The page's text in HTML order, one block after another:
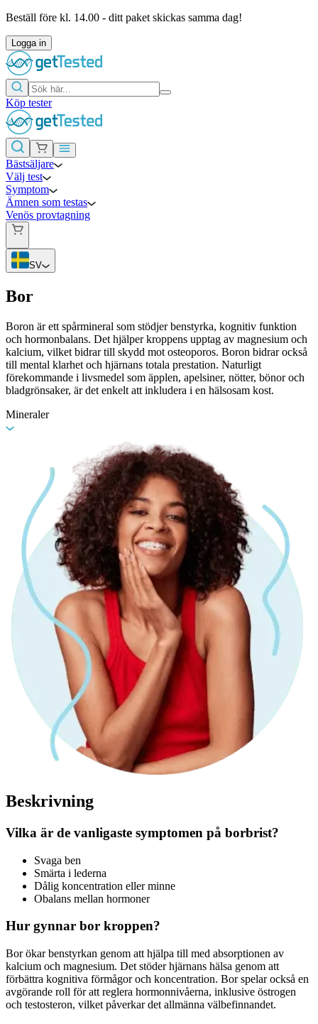
Beställ före kl. 14.00 - ditt paket skickas samma dag!
Logga in
Köp tester
Bästsäljare
Välj test
Symptom
Ämnen som testas
Venös provtagning
SV
Bor
Boron är ett spårmineral som stödjer benstyrka, kognitiv funktion
och hormonbalans. Det hjälper kroppens upptag av magnesium och
kalcium, vilket bidrar till skydd mot osteoporos. Boron bidrar också
till mental klarhet och hjärnans totala prestation. Naturligt
förekommande i livsmedel som äpplen, apelsiner, nötter, bönor och
bladgrönsaker, är det enkelt att inkludera i en hälsosam kost.
Mineraler
Beskrivning
Vilka är de vanligaste symptomen på borbrist?
Svaga ben
Smärta i lederna
Dålig koncentration eller minne
Obalans mellan hormoner
Hur gynnar bor kroppen?
Bor ökar benstyrkan genom att hjälpa till med absorptionen av
kalcium och magnesium. Det stöder hjärnans hälsa genom att
förbättra kognitiva förmågor och koncentration. Bor spelar också en
avgörande roll för att reglera hormonnivåerna, inklusive östrogen
och testosteron, vilket påverkar det allmänna välbefinnandet.